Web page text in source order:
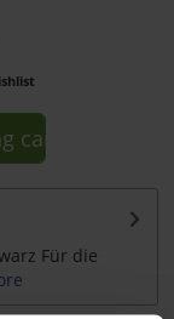
cart
Für die